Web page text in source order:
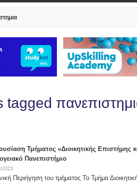
tagged
16/11/2023
Τμήματος «Διοικητικής Επιστήμης
Πανεπιστήμιο
2023
Περιήγηση του τμήματος Το Τμήμα